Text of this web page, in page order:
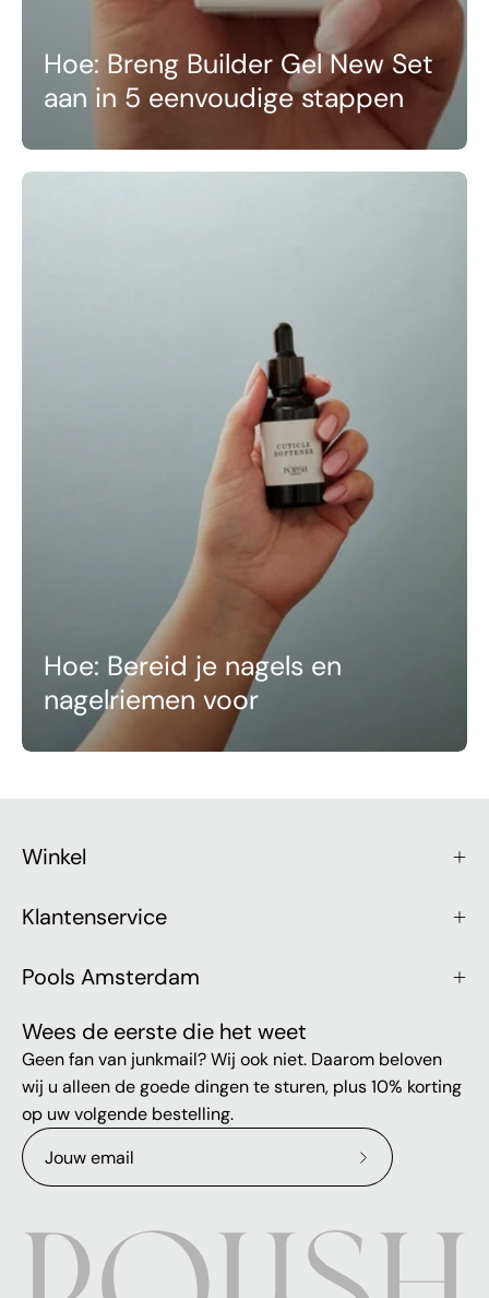
Hoe: Breng Builder Gel New Set
aan in 5 eenvoudige stappen
Hoe: Bereid je nagels en
nagelriemen voor
Winkel
Klantenservice
Pools Amsterdam
Wees de eerste die het weet
Geen fan van junkmail? Wij ook niet. Daarom beloven
wij u alleen de goede dingen te sturen, plus 10% korting
op uw volgende bestelling.
Abonneer